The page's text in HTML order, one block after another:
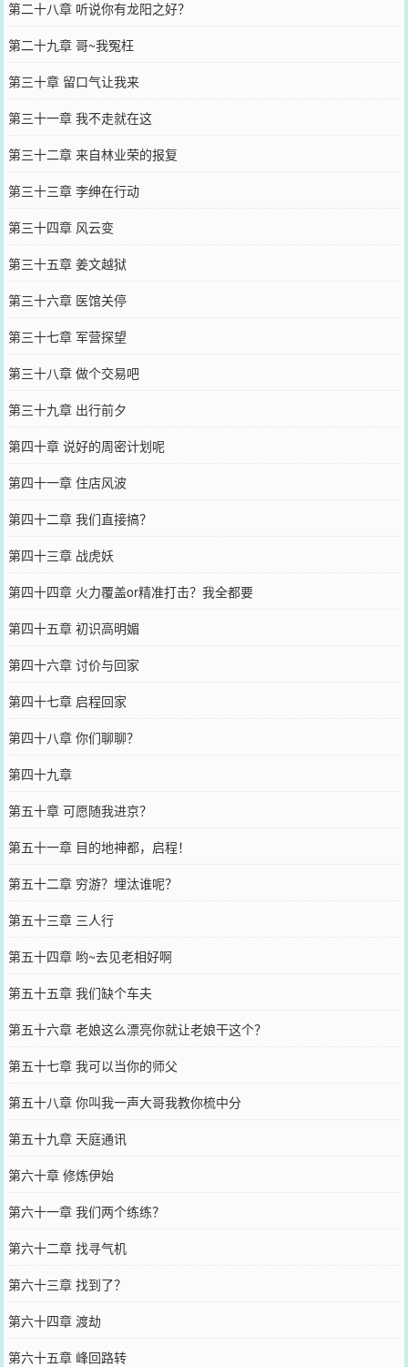
第二十八章 听说你有龙阳之好？
第二十九章 哥~我冤枉
第三十章 留口气让我来
第三十一章 我不走就在这
第三十二章 来自林业荣的报复
第三十三章 李绅在行动
第三十四章 风云变
第三十五章 姜文越狱
第三十六章 医馆关停
第三十七章 军营探望
第三十八章 做个交易吧
第三十九章 出行前夕
第四十章 说好的周密计划呢
第四十一章 住店风波
第四十二章 我们直接搞？
第四十三章 战虎妖
第四十四章 火力覆盖or精准打击？我全都要
第四十五章 初识高明媚
第四十六章 讨价与回家
第四十七章 启程回家
第四十八章 你们聊聊？
第四十九章
第五十章 可愿随我进京？
第五十一章 目的地神都，启程！
第五十二章 穷游？埋汰谁呢？
第五十三章 三人行
第五十四章 哟~去见老相好啊
第五十五章 我们缺个车夫
第五十六章 老娘这么漂亮你就让老娘干这个？
第五十七章 我可以当你的师父
第五十八章 你叫我一声大哥我教你梳中分
第五十九章 天庭通讯
第六十章 修炼伊始
第六十一章 我们两个练练？
第六十二章 找寻气机
第六十三章 找到了？
第六十四章 渡劫
第六十五章 峰回路转